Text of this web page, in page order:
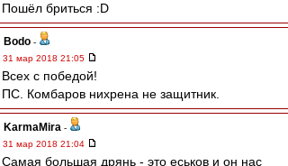
Пошёл бриться :D
Bodo -
31 мар 2018 21:05
Всех с победой!
ПС. Комбаров нихрена не защитник.
KarmaMira -
31 мар 2018 21:04
Самая большая дрянь - это еськов и он нас